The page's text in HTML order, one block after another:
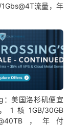
流量，年
：美国洛杉矶便宜
1核1GB/30GB
，年付